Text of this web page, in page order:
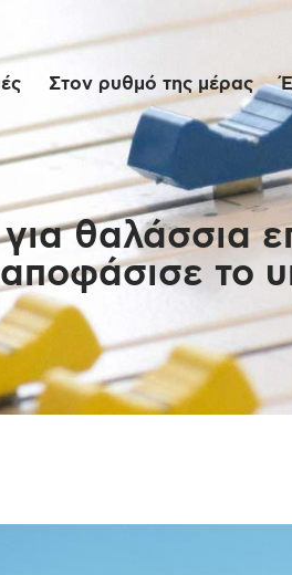
Στον ρυθμό της μέρας
θαλάσσια
αποφάσισε το
ρυθμό της